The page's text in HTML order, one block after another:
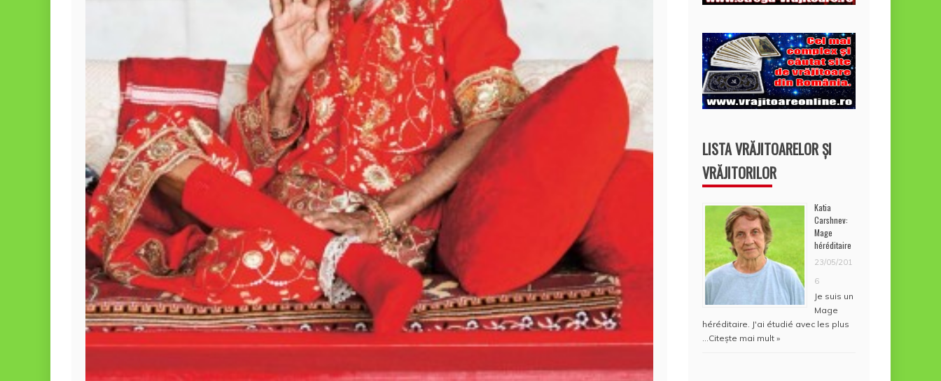
LISTA VRĂJITOARELOR ȘI
VRĂJITORILOR
Katia
Carshnev:
Mage
héréditaire
23/05/201
6
Je suis un
Mage
héréditaire. J'ai étudié avec les plus
Citește mai mult »